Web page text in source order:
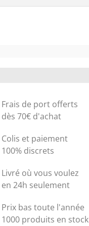
Frais de port offerts
dès 70€ d'achat
Colis et paiement
100% discrets
Livré où vous voulez
en 24h seulement
Prix bas toute l'année
1000 produits en stock